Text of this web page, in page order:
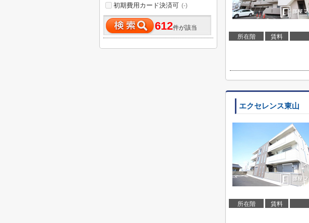
所在階 賃料
エクセレンス東山
所在階 賃料
初期費用カード決済可 (-)
612件が該当